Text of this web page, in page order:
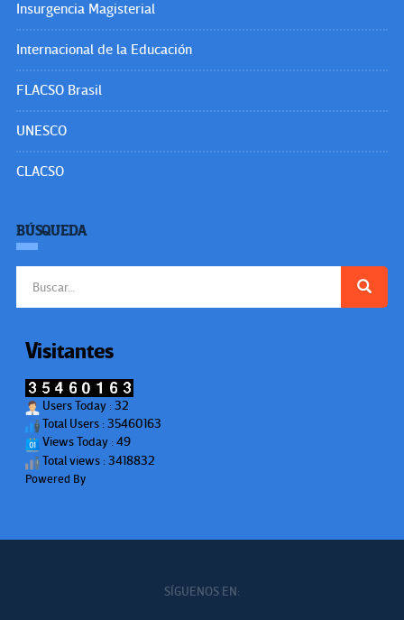
Insurgencia Magisterial
Internacional de la Educación
FLACSO Brasil
UNESCO
CLACSO
BÚSQUEDA
Visitantes
Users Today : 32
Total Users : 35460163
Views Today : 49
Total views : 3418832
Powered By
SÍGUENOS EN: